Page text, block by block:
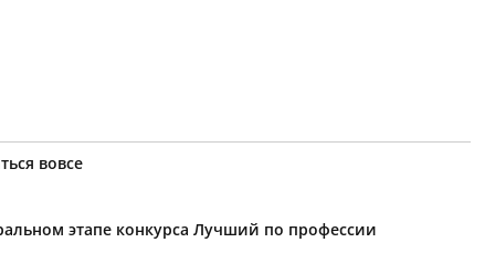
вовсе
этапе конкурса Лучший по профессии